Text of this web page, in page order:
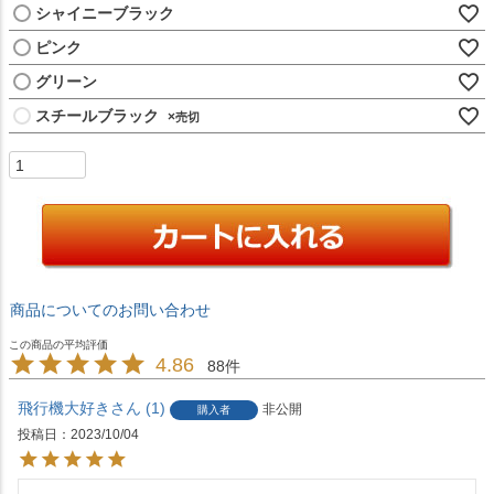
シャイニーブラック
ピンク
グリーン
スチールブラック
×
商品についてのお問い合わせ
4.86 88
飛行機大好き 1 購入者
非公開
投稿日
2023/10/04